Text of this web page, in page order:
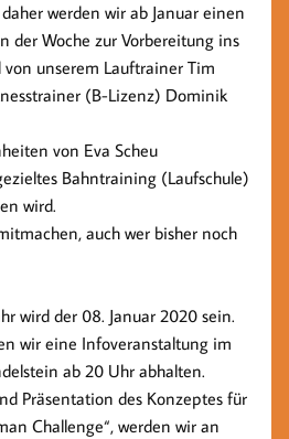
werden wir ab Januar einen
der Woche zur Vorbereitung ins
unserem Lauftrainer Tim
(B-Lizenz) Dominik
von Eva Scheu
Bahntraining (Laufschule)
wird.
auch wer bisher noch
wird der 08. Januar 2020 sein.
wir eine Infoveranstaltung im
ab 20 Uhr abhalten.
Präsentation des Konzeptes für
Challenge“, werden wir an